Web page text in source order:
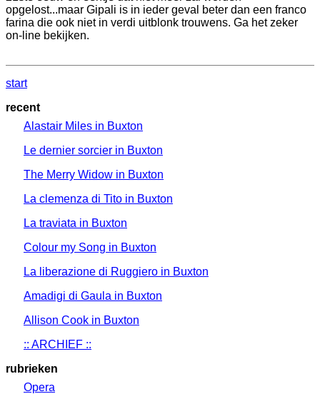
opgelost...maar Gipali is in ieder geval beter dan een franco
farina die ook niet in verdi uitblonk trouwens. Ga het zeker
on-line bekijken.
start
recent
Alastair Miles in Buxton
Le dernier sorcier in Buxton
The Merry Widow in Buxton
La clemenza di Tito in Buxton
La traviata in Buxton
Colour my Song in Buxton
La liberazione di Ruggiero in Buxton
Amadigi di Gaula in Buxton
Allison Cook in Buxton
:: ARCHIEF ::
rubrieken
Opera